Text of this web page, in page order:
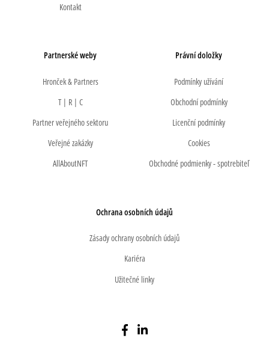
Kontakt
Partnerské weby
Hronček & Partners
T | R | C
Partner veřejného sektoru
Veřejné zakázky
AllAboutNFT
Právní doložky
Podmínky užívání
Obchodní podmínky
Licenční podmínky
Cookies
Obchodné podmienky - spotrebiteľ
Ochrana osobních údajů
Zásady ochrany osobních údajů
Kariéra
Užitečné linky